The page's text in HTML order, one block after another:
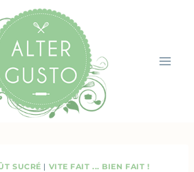
SUCRÉ | VITE FAIT ... BIEN FAIT !